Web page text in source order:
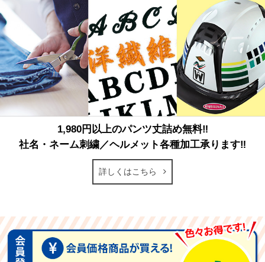
1,980円以上のパンツ丈詰め無料‼
社名・ネーム刺繍／ヘルメット各種加工承ります‼
詳しくはこちら